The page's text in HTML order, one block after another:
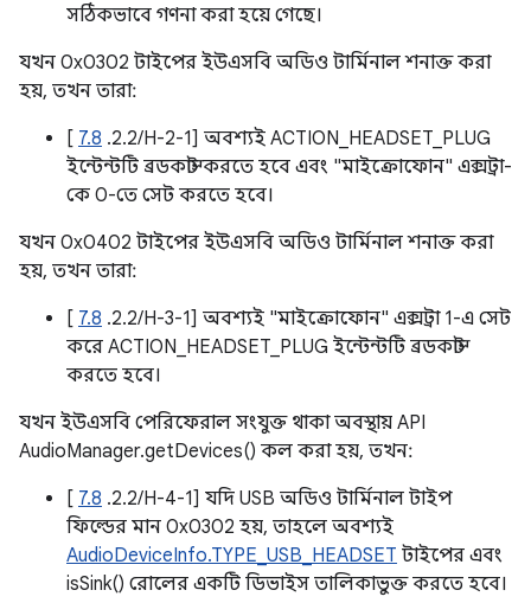
সঠিকভাবে গণনা করা হয়ে গেছে।
যখন 0x0302 টাইপের ইউএসবি অডিও টার্মিনাল শনাক্ত করা
হয়, তখন তারা:
[ 7.8 .2.2/H-2-1] অবশ্যই ACTION_HEADSET_PLUG
ইন্টেন্টটি ব্রডকাস্ট করতে হবে এবং "মাইক্রোফোন" এক্সট্রা-
কে 0-তে সেট করতে হবে।
যখন 0x0402 টাইপের ইউএসবি অডিও টার্মিনাল শনাক্ত করা
হয়, তখন তারা:
[ 7.8 .2.2/H-3-1] অবশ্যই "মাইক্রোফোন" এক্সট্রা 1-এ সেট
করে ACTION_HEADSET_PLUG ইন্টেন্টটি ব্রডকাস্ট
করতে হবে।
যখন ইউএসবি পেরিফেরাল সংযুক্ত থাকা অবস্থায় API
AudioManager.getDevices() কল করা হয়, তখন:
[ 7.8 .2.2/H-4-1] যদি USB অডিও টার্মিনাল টাইপ
ফিল্ডের মান 0x0302 হয়, তাহলে অবশ্যই
AudioDeviceInfo.TYPE_USB_HEADSET টাইপের এবং
isSink() রোলের একটি ডিভাইস তালিকাভুক্ত করতে হবে।